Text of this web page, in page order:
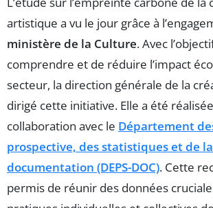
artistique a vu le jour grâce à
ministère de la Culture. Avec
comprendre et de réduire l’impact
secteur, la direction générale de la
dirigé cette initiative. Elle a été
collaboration avec le Département
prospective, des statistiques et de la
documentation (DEPS-DOC). Cette
permis de réunir des données